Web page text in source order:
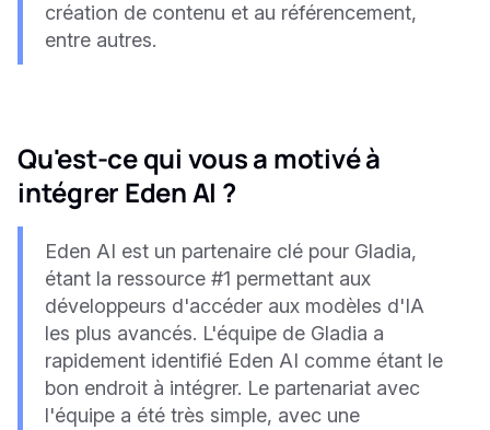
création de contenu et au référencement,
entre autres.
Qu'est-ce qui vous a motivé à
intégrer Eden AI ?
Eden AI est un partenaire clé pour Gladia,
étant la ressource #1 permettant aux
développeurs d'accéder aux modèles d'IA
les plus avancés. L'équipe de Gladia a
rapidement identifié Eden AI comme étant le
bon endroit à intégrer. Le partenariat avec
l'équipe a été très simple, avec une